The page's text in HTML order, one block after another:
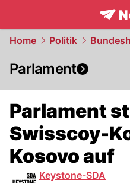
Home Politik
Parlament
Parlament
Swisscoy-
Kosovo auf
Keystone-SDA